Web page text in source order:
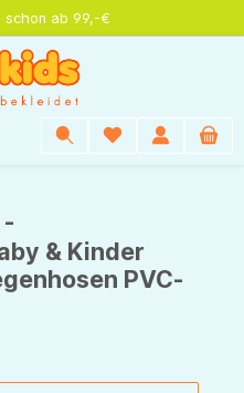
schon ab 99,-€
-
& Kinder
PVC-